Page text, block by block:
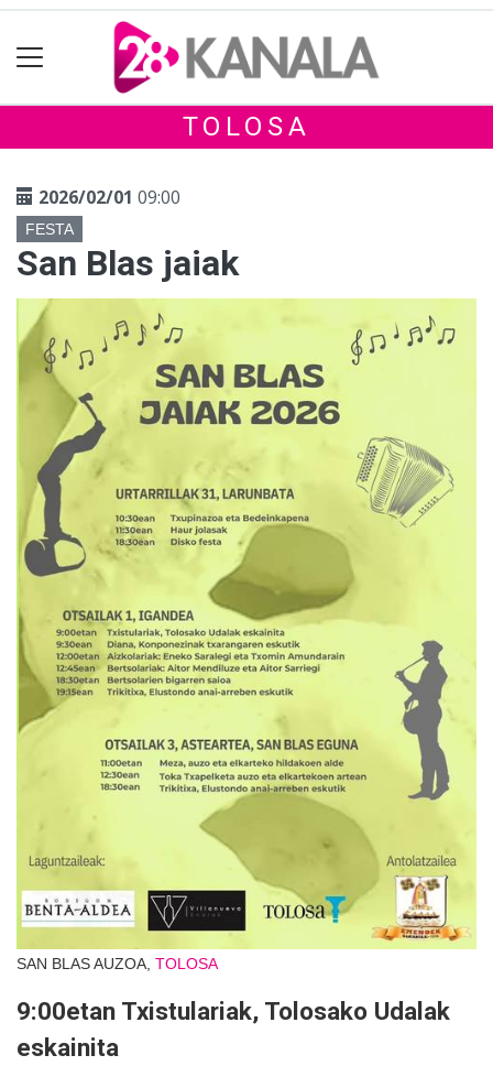
TOLOSA
2026/02/01 09:00
FESTA
San Blas jaiak
SAN BLAS AUZOA, TOLOSA
9:00etan Txistulariak, Tolosako Udalak
eskainita